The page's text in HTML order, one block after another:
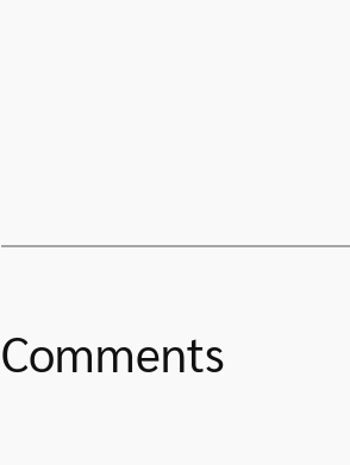
Comments